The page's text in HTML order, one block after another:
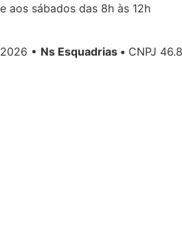
e aos sábados das 8h às 12h
2026 • Ns Esquadrias • CNPJ